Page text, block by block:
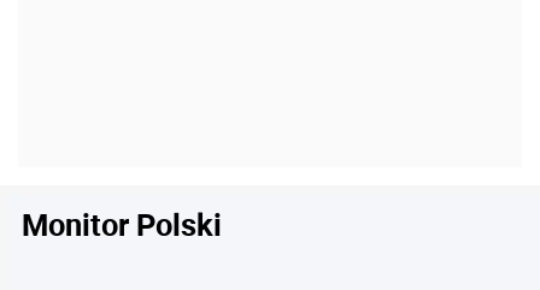
Monitor Polski